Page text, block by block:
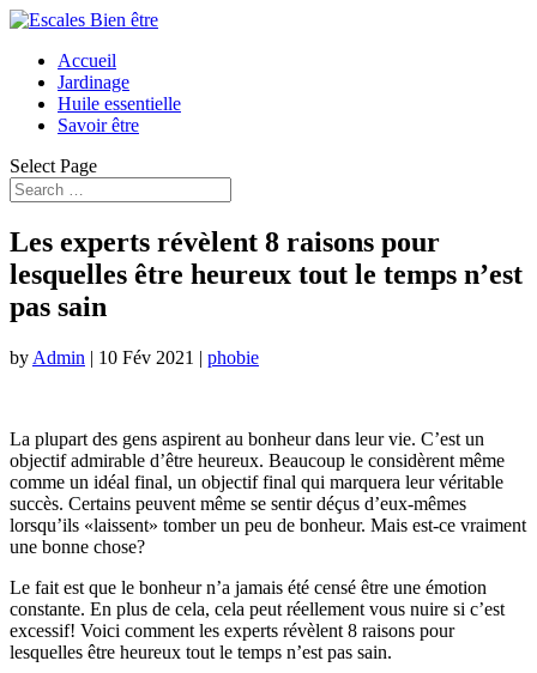
Accueil
Jardinage
Huile essentielle
Savoir être
Select Page
Les experts révèlent 8 raisons pour
lesquelles être heureux tout le temps n’est
pas sain
by Admin | 10 Fév 2021 | phobie
La plupart des gens aspirent au bonheur dans leur vie. C’est un
objectif admirable d’être heureux. Beaucoup le considèrent même
comme un idéal final, un objectif final qui marquera leur véritable
succès. Certains peuvent même se sentir déçus d’eux-mêmes
lorsqu’ils «laissent» tomber un peu de bonheur. Mais est-ce vraiment
une bonne chose?
Le fait est que le bonheur n’a jamais été censé être une émotion
constante. En plus de cela, cela peut réellement vous nuire si c’est
excessif! Voici comment les experts révèlent 8 raisons pour
lesquelles être heureux tout le temps n’est pas sain.